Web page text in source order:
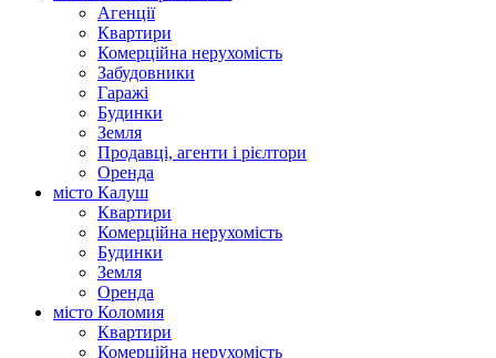
Агенції
Квартири
Комерційна нерухомість
Забудовники
Гаражі
Будинки
Земля
Продавці, агенти і рієлтори
Оренда
місто Калуш
Квартири
Комерційна нерухомість
Будинки
Земля
Оренда
місто Коломия
Квартири
Комерційна нерухомість